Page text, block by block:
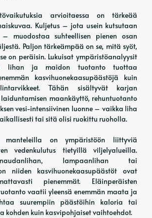
arvioitaessa on tärkeää
Kuljetus – jota usein kutsutaan
– muodostaa suhteellisen pienen osan
Paljon tärkeämpää on se, mitä syöt,
on peräisin. Lukuisat ympäristöanalyysit
lihan ja maidon tuotanto tuottaa
kasvihuonekaasupäästöjä kuin
Tähän sisältyvät karjan
maankäyttö, rehuntuotanto
vesi-intensiivinen luonne – vaikka liha
tai sitä olisi ruokittu ruoholla.
on ympäristöön liittyviä
vedenkulutus tietyillä viljelyalueilla.
lampaanlihan tai
niiden kasvihuonekaasupäästöt ovat
pienemmät. Eläinperäisten
vaatii yleensä enemmän maata ja
suurempiin päästöihin kaloria tai
kohden kuin kasvipohjaiset vaihtoehdot.